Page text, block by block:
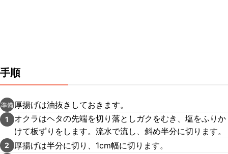
手順
準備 厚揚げは油抜きしておきます。
1
オクラはヘタの先端を切り落としガクをむき、塩をふりか
けて板ずりをします。流水で流し、斜め半分に切ります。
2 厚揚げは半分に切り、1cm幅に切ります。